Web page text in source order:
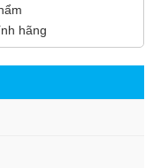
hãng